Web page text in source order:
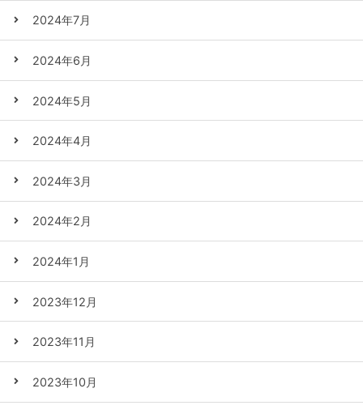
2024年7月
2024年6月
2024年5月
2024年4月
2024年3月
2024年2月
2024年1月
2023年12月
2023年11月
2023年10月